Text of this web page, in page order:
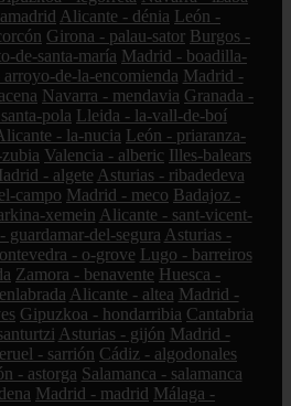
Alicante - dénia León -
Girona - palau-sator Burgos -
de-santa-maría Madrid - boadilla-
de-la-encomienda Madrid -
Navarra - mendavia Granada -
pola Lleida - la-vall-de-boí
- la-nucia León - priaranza-
Valencia - alberic Illes-balears
- algete Asturias - ribadedeva
campo Madrid - meco Badajoz -
xemein Alicante - sant-vicent-
guardamar-del-segura Asturias -
- o-grove Lugo - barreiros
Zamora - benavente Huesca -
Alicante - altea Madrid -
Gipuzkoa - hondarribia Cantabria
Asturias - gijón Madrid -
- sarrión Cádiz - algodonales
- astorga Salamanca - salamanca
Madrid - madrid Málaga -